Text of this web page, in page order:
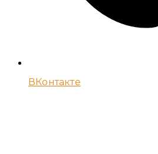
ВКонтакте